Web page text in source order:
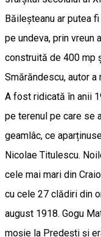
Băileșteanu ar putea
pe undeva, prin vreun
construită de 400 mp
Smărăndescu, autor
A fost ridicată în anii
pe terenul pe care se
geamlâc, ce
Nicolae Titulescu.
cele mai mari din
cu cele 27 clădiri din
august 1918. Gogu
moșie la Predești și